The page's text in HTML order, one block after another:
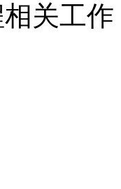
关工作